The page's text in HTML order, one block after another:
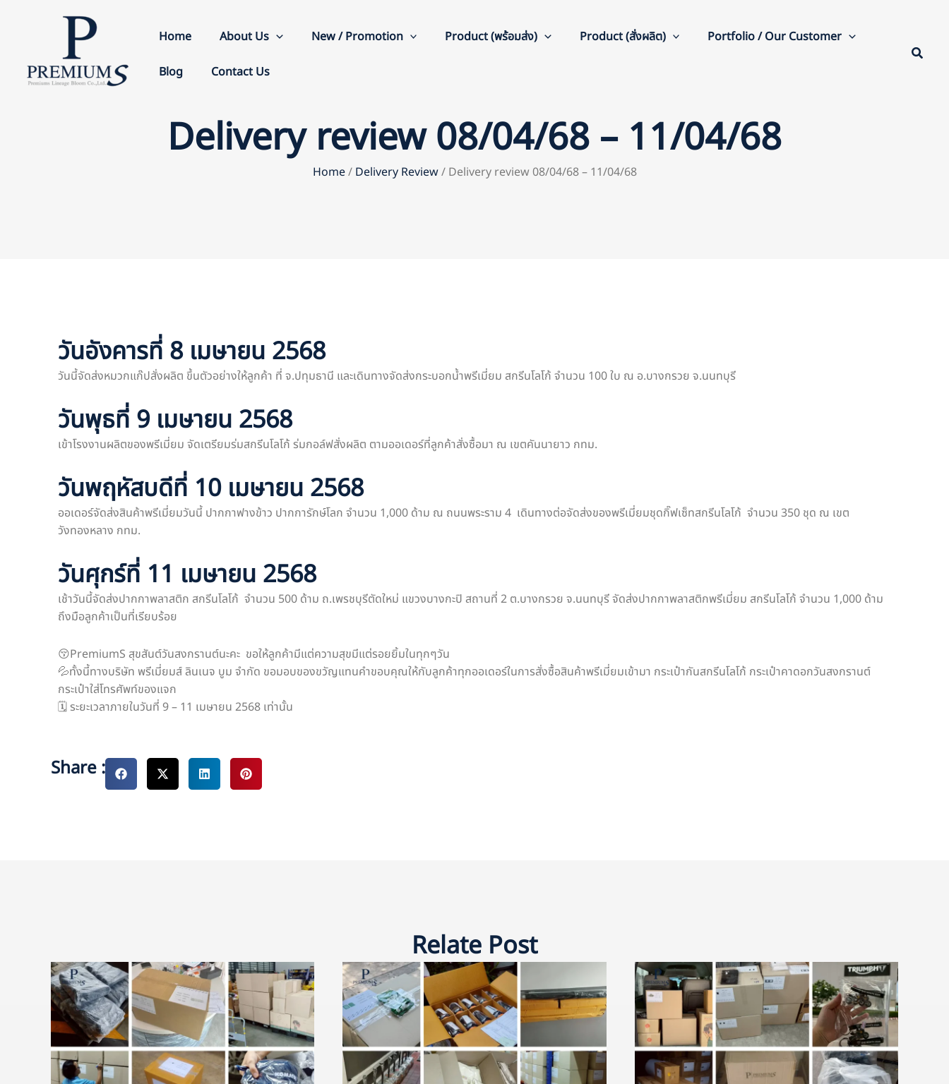
Home About Us New / Promotion Product (พร้อมส่ง) Product (สั่งผลิต) Portfolio / Our Customer
Blog Contact Us
Delivery review 08/04/68 – 11/04/68
Home/ Delivery Review/ Delivery review 08/04/68 – 11/04/68
วันอังคารที่ 8 เมษายน 2568
วันนี้จัดส่งหมวกแก๊ปสั่งผลิต ขึ้นตัวอย่างให้ลูกค้า ที่ จ.ปทุมธานี และเดินทางจัดส่งกระบอกน้ำพรีเมี่ยม สกรีนโลโก้ จำนวน 100 ใบ ณ อ.บางกรวย จ.นนทบุรี
วันพุธที่ 9 เมษายน 2568
เข้าโรงงานผลิตของพรีเมี่ยม จัดเตรียมร่มสกรีนโลโก้ ร่มกอล์ฟสั่งผลิต ตามออเดอร์ที่ลูกค้าสั่งซื้อมา ณ เขตคันนายาว กทม.
วันพฤหัสบดีที่ 10 เมษายน 2568
ออเดอร์จัดส่งสินค้าพรีเมี่ยมวันนี้ ปากกาฟางข้าว ปากการักษ์โลก จำนวน 1,000 ด้าม ณ ถนนพระราม 4 เดินทางต่อจัดส่งของพรีเมี่ยมชุดกิ๊ฟเซ็ทสกรีนโลโก้ จำนวน 350 ชุด ณ เขต
วังทองหลาง กทม.
วันศุกร์ที่ 11 เมษายน 2568
เช้าวันนี้จัดส่งปากกาพลาสติก สกรีนโลโก้ จำนวน 500 ด้าม ถ.เพรชบุรีตัดใหม่ แขวงบางกะปิ สถานที่ 2 ต.บางกรวย จ.นนทบุรี จัดส่งปากกาพลาสติกพรีเมี่ยม สกรีนโลโก้ จำนวน 1,000 ด้าม
ถึงมือลูกค้าเป็นที่เรียบร้อย
😚PremiumS สุขสันต์วันสงกรานต์นะคะ ขอให้ลูกค้ามีแต่ความสุขมีแต่รอยยิ้มในทุกๆวัน
💦ทั้งนี้ทางบริษัท พรีเมี่ยมส์ ลินเนจ บูม จำกัด ขอมอบของขวัญแทนคำขอบคุณให้กับลูกค้าทุกออเดอร์ในการสั่งซื้อสินค้าพรีเมี่ยมเข้ามา กระเป๋ากันสกรีนโลโก้ กระเป๋าคาดอกวันสงกรานต์
กระเป๋าใส่โทรศัพท์ของแจก
🗓️ ระยะเวลาภายในวันที่ 9 – 11 เมษายน 2568 เท่านั้น
Share :
Relate Post